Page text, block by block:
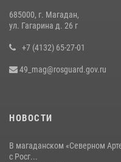
15 июля 2026, 04:34
685000, г. Магадан,
ул. Гагарина д. 26 г
+7 (4132) 65-27-01
49_mag@rosguard.gov.ru
НОВОСТИ
В магаданском «Северном
с Росг...